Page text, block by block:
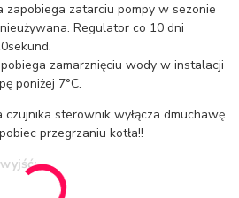
zatarciu pompy w sezonie
Regulator co 10 dni
zamarznięciu wody w instalacji
poniżej 7°C.
sterownik wyłącza dmuchawę
przegrzaniu kotła!!